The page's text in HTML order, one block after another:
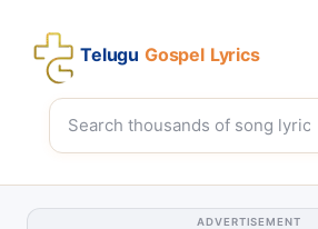
Telugu Gospel Lyrics
ADVERTISEMENT